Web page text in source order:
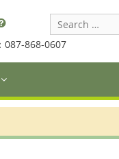
868-0607
Search
for: